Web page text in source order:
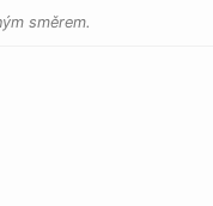
směrem.